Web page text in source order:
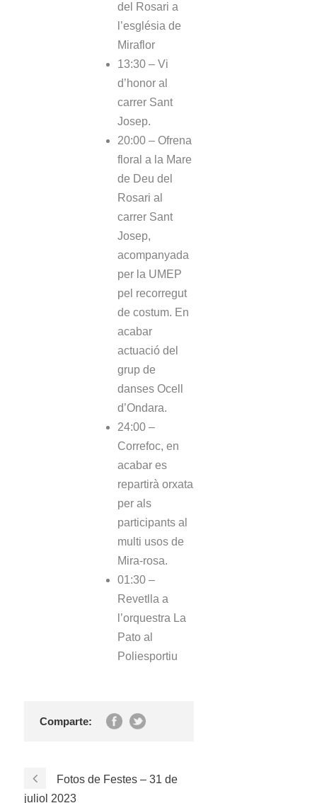
del Rosari a
l’església de
Miraflor
13:30 – Vi
d’honor al
carrer Sant
Josep.
20:00 – Ofrena
floral a la Mare
de Deu del
Rosari al
carrer Sant
Josep,
acompanyada
per la UMEP
pel recorregut
de costum. En
acabar
actuació del
grup de
danses Ocell
d’Ondara.
24:00 –
Correfoc, en
acabar es
repartirà orxata
per als
participants al
multi usos de
Mira-rosa.
01:30 –
Revetlla a
l’orquestra La
Pato al
Poliesportiu
Comparte:
Fotos de Festes – 31 de
juliol 2023